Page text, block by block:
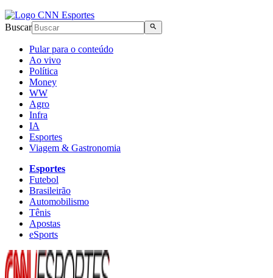
Buscar
Pular para o conteúdo
Ao vivo
Política
Money
WW
Agro
Infra
IA
Esportes
Viagem & Gastronomia
Esportes
Futebol
Brasileirão
Automobilismo
Tênis
Apostas
eSports